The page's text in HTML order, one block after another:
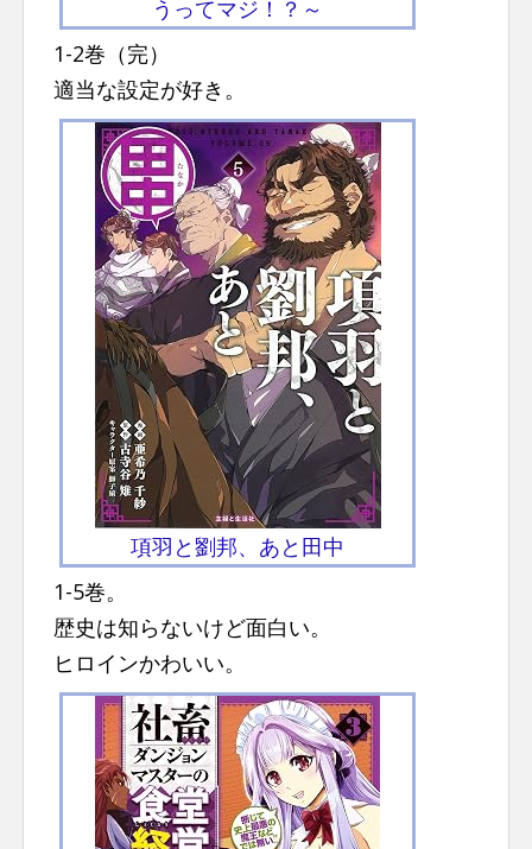
うってマジ！？～
1-2巻（完）
適当な設定が好き。
項羽と劉邦、あと田中
1-5巻。
歴史は知らないけど面白い。
ヒロインかわいい。